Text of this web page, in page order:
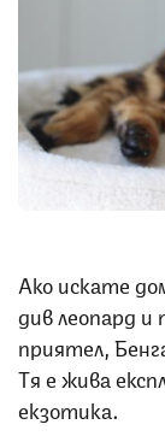
Ако искате
див леопард
приятел,
Тя е жива
екзотика.